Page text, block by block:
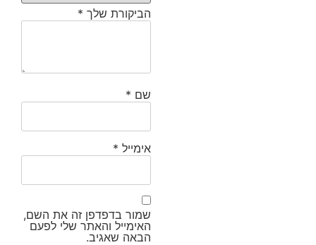
הביקורת שלך *
שם *
אימייל *
שמור בדפדפן זה את השם,
האימייל והאתר שלי לפעם
הבאה שאגיב.